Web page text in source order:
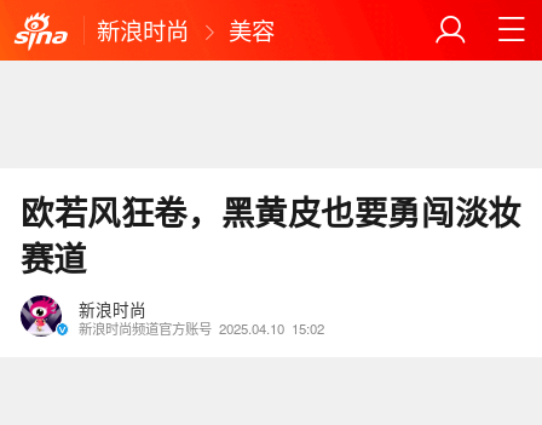
新浪时尚 美容
欧若风狂卷，黑黄皮也要勇闯淡妆
赛道
新浪时尚
新浪时尚频道官方账号 2025.04.10 15:02